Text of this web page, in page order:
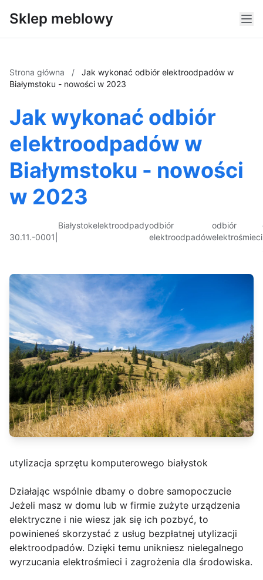
Sklep meblowy
Strona główna /
Jak wykonać odbiór elektroodpadów w
Białymstoku - nowości w 2023
Jak wykonać odbiór
elektroodpadów w
Białymstoku - nowości
w 2023
30.11.-0001
Białystokelektroodpadyodbiór
elektroodpadów
odbiór
elektrośmieci
utylizacja sprzętu komputerowego białystok
Działając wspólnie dbamy o dobre samopoczucie
Jeżeli masz w domu lub w firmie zużyte urządzenia
elektryczne i nie wiesz jak się ich pozbyć, to
powinieneś skorzystać z usług bezpłatnej utylizacji
elektroodpadów. Dzięki temu unikniesz nielegalnego
wyrzucania elektrośmieci i zagrożenia dla środowiska.